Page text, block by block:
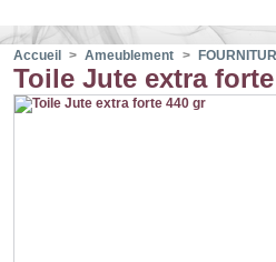
Accueil > Ameublement >
Toile Jute extra